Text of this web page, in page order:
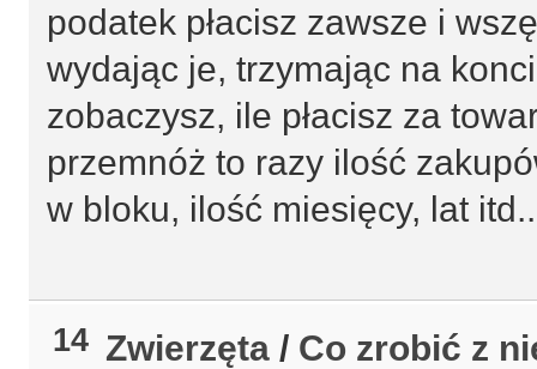
podatek płacisz zawsze i
wydając je, trzymając na
zobaczysz, ile płacisz za
przemnóż to razy ilość
w bloku, ilość miesięcy, lat
14 Zwierzęta / Co zrobić z